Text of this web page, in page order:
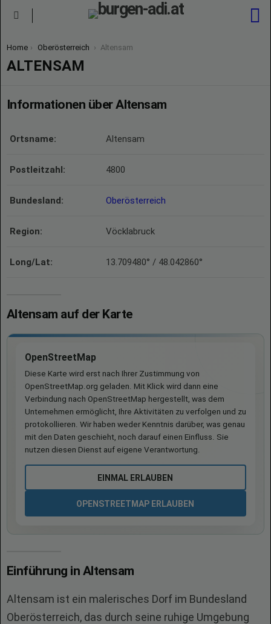
You are here:
Home Oberösterreich Altensam
ALTENSAM
Informationen über Altensam
Ortsname: Altensam
Postleitzahl: 4800
Bundesland: Oberösterreich
Region: Vöcklabruck
Long/Lat: 13.709480° / 48.042860°
Altensam auf der Karte
OpenStreetMap
Diese Karte wird erst nach Ihrer Zustimmung von
OpenStreetMap.org geladen. Mit Klick wird dann eine
Verbindung nach OpenStreetMap hergestellt, was dem
Unternehmen ermöglicht, Ihre Aktivitäten zu verfolgen und zu
protokollieren. Wir haben weder Kenntnis darüber, was genau
mit den Daten geschieht, noch darauf einen Einfluss. Sie
nutzen diesen Dienst auf eigene Verantwortung.
EINMAL ERLAUBEN
OPENSTREETMAP ERLAUBEN
Einführung in Altensam
Altensam ist ein malerisches Dorf im Bundesland
Oberösterreich, das durch seine ruhige Umgebung